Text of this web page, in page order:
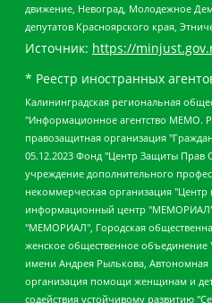
движение, Невоград, Молодежное
депутатов Красноярского края,
Источник: https://
* Реестр иностранных
Калининградская региональная общественная организация "Экозащита!-Женсовет", Фонд содействия защите прав и свобод граждан "Общественный вердикт", Фонд "Институт Развития Свободы Информации", Частное учреждение "Информационное агентство МЕМО. РУ", Региональная общественная организация "Общественная комиссия по сохранению наследия академика Сахарова", Фонд поддержки свободы прессы, Санкт-Петербургская общественная правозащитная организация "Гражданский контроль", Межрегиональная общественная организация "Информационно-просветительский центр "Мемориал", Региональный Фонд "Центр Защиты Прав Средств Массовой Информации", с 05.12.2023 Фонд "Центр Защиты Прав Средств массовой информации", Региональная общественная благотворительная организация помощи беженцам и мигрантам "Гражданское содействие", Негосударственное образовательное учреждение дополнительного профессионального образования (повышение квалификации) специалистов "АКАДЕМИЯ ПО ПРАВАМ ЧЕЛОВЕКА", Свердловская региональная общественная организация "Сутяжник", Автономная некоммерческая организация "Центр независимых социологических исследований", Союз общественных объединений "Российский исследовательский центр по правам человека", Региональное общественное учреждение научно-информационный центр "МЕМОРИАЛ", Некоммерческая организация "Фонд защиты гласности", Автономная некоммерческая организация "Институт прав человека", Городская общественная организация "Екатеринбургское общество "МЕМОРИАЛ", Городская общественная организация "Рязанское историко-просветительское и правозащитное общество "Мемориал" (Рязанский